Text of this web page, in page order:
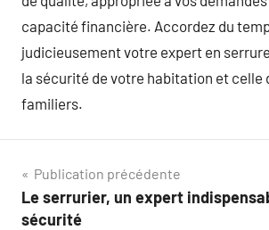
capacité financière. Accordez du
judicieusement votre expert en
la sécurité de votre habitation et celle
familiers.
Navigation
de
Publication précédente
Le serrurier, un expert
sécurité